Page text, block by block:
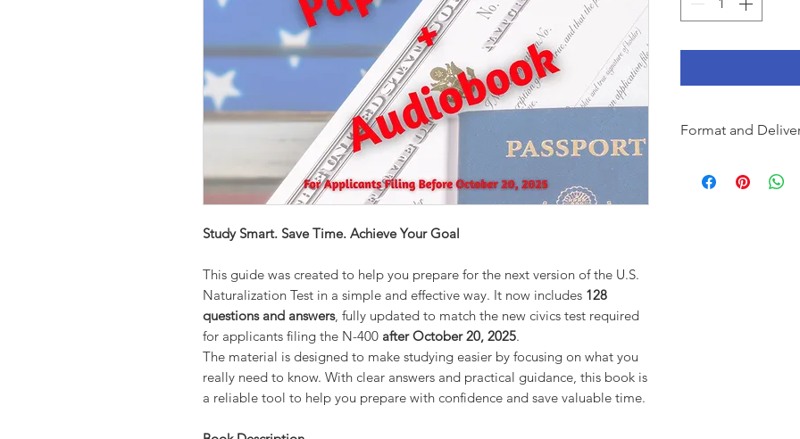
Study Smart. Save Time. Achieve Your Goal
This guide was created to help you prepare for the next version of the U.S.
Naturalization Test in a simple and effective way. It now includes 128
questions and answers, fully updated to match the new civics test required
for applicants filing the N-400 after October 20, 2025.
The material is designed to make studying easier by focusing on what you
really need to know. With clear answers and practical guidance, this book is
a reliable tool to help you prepare with confidence and save valuable time.
Format and
Delivery: Shipped